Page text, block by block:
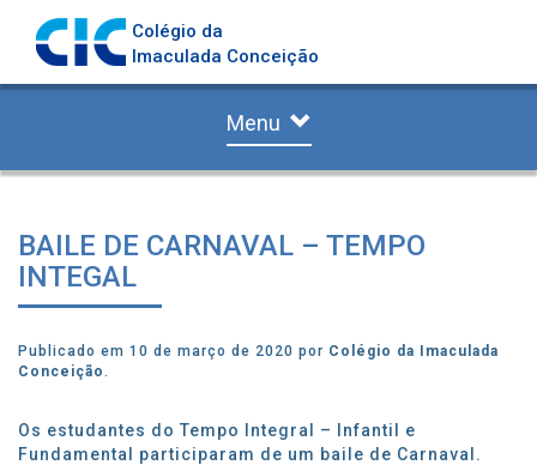
Colégio da
Imaculada Conceição
Menu
BAILE DE CARNAVAL – TEMPO
INTEGAL
Publicado em 10 de março de 2020 por Colégio da Imaculada
Conceição.
Os estudantes do Tempo Integral – Infantil e
Fundamental participaram de um baile de Carnaval.